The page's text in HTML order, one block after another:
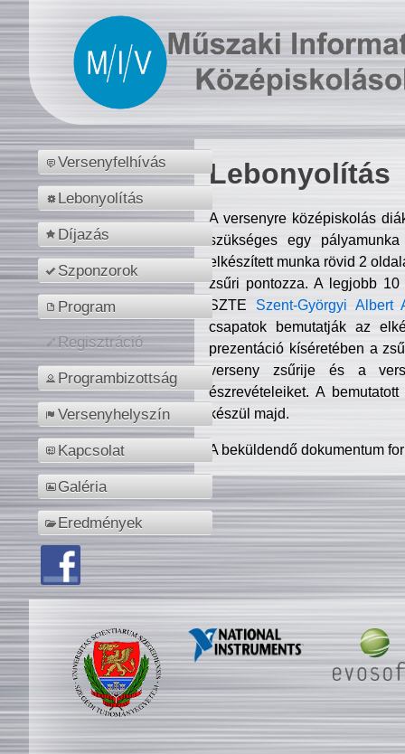
Versenyfelhívás
Lebonyolítás
Díjazás
Szponzorok
Program
Regisztráció
Programbizottság
Versenyhelyszín
Kapcsolat
Galéria
Eredmények
Lebonyolítás
A versenyre középiskolás
szükséges egy
elkészített munka rövid 2
zsűri pontozza. A legjobb
SZTE Szent-Györgyi Albert
csapatok bemutatják az
prezentáció kíséretében a
verseny zsűrije és a
észrevételeiket. A
készül majd.
A beküldendő dokumentum